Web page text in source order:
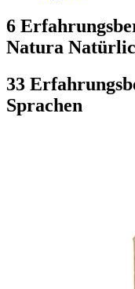
6
Natura
33
Sprachen